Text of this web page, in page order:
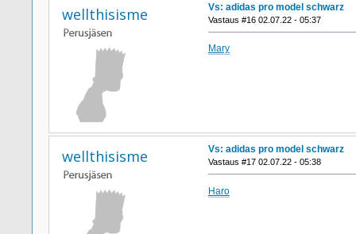
wellthisisme Vs: adidas pro model schwarz
Vastaus #16 02.07.22 - 05:37
Mary
wellthisisme Vs: adidas pro model schwarz
Vastaus #17 02.07.22 - 05:38
Haro